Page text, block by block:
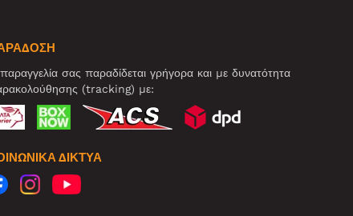
σας παραδίδεται γρήγορα και με δυνατότητα
(tracking) με:
ΔΊΚΤΥΑ